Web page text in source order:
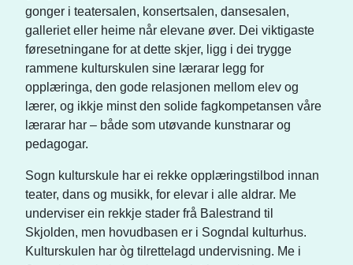
gonger i teatersalen, konsertsalen, dansesalen,
galleriet eller heime når elevane øver. Dei viktigaste
føresetningane for at dette skjer, ligg i dei trygge
rammene kulturskulen sine lærarar legg for
opplæringa, den gode relasjonen mellom elev og
lærer, og ikkje minst den solide fagkompetansen våre
lærarar har – både som utøvande kunstnarar og
pedagogar.
Sogn kulturskule har ei rekke opplæringstilbod innan
teater, dans og musikk, for elevar i alle aldrar. Me
underviser ein rekkje stader frå Balestrand til
Skjolden, men hovudbasen er i Sogndal kulturhus.
Kulturskulen har òg tilrettelagd undervisning. Me i